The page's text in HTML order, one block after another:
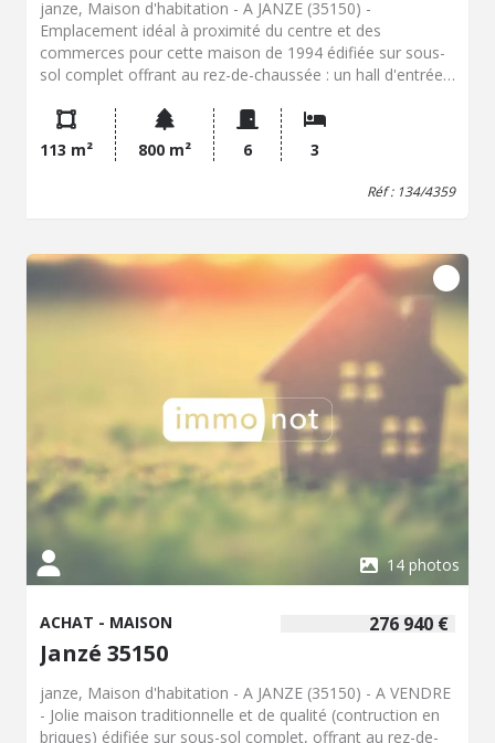
janze, Maison d'habitation - A JANZE (35150) -
Emplacement idéal à proximité du centre et des
commerces pour cette maison de 1994 édifiée sur sous-
sol complet offrant au rez-de-chaussée : un hall d'entrée
30m², une cuisine ouverte de 15m² donnant sur une
terrasse à l'Ouest, une chambre avec salle d'eau privative.
A l'étage : un palier-dégagement, deux belles chambres
de 11.60m² et 15m² environ, un bureau ou une chambre
Renseignements à l'Etude. - Classe énergie : D - Classe
climat : B - Montant estimé des dépenses annuelles
d'énergie pour un usage standard : 2020 à 2790 € (base
2021) - Prix Hon. Négo Inclus : 271 760 € dont 4,52% Hon.
Négo TTC charge acq. Prix Hors Hon. Négo :260 000 € -
113 m² 800 m² 6 3
Réf : 134/4359
14 photos
276 940 €
ACHAT - MAISON
Janzé 35150
janze, Maison d'habitation - A JANZE (35150) - A VENDRE
- Jolie maison traditionnelle et de qualité (contruction en
briques) édifiée sur sous-sol complet, offrant au rez-de-